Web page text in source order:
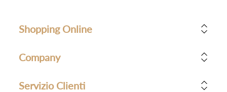
Shopping Online
Company
Servizio Clienti